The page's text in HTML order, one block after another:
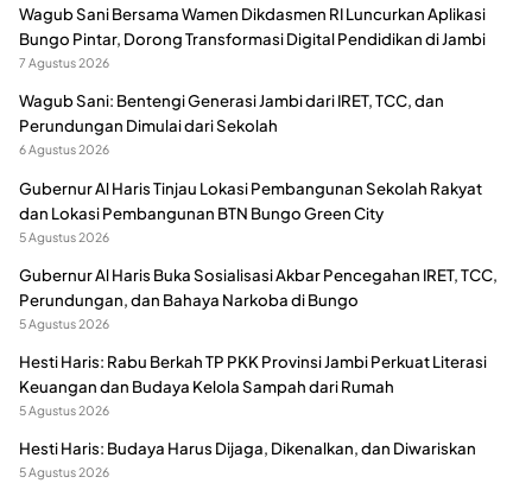
Wagub Sani Bersama Wamen Dikdasmen RI Luncurkan Aplikasi
Bungo Pintar, Dorong Transformasi Digital Pendidikan di Jambi
7 Agustus 2026
Wagub Sani: Bentengi Generasi Jambi dari IRET, TCC, dan
Perundungan Dimulai dari Sekolah
6 Agustus 2026
Gubernur Al Haris Tinjau Lokasi Pembangunan Sekolah Rakyat
dan Lokasi Pembangunan BTN Bungo Green City
5 Agustus 2026
Gubernur Al Haris Buka Sosialisasi Akbar Pencegahan IRET, TCC,
Perundungan, dan Bahaya Narkoba di Bungo
5 Agustus 2026
Hesti Haris: Rabu Berkah TP PKK Provinsi Jambi Perkuat Literasi
Keuangan dan Budaya Kelola Sampah dari Rumah
5 Agustus 2026
Hesti Haris: Budaya Harus Dijaga, Dikenalkan, dan Diwariskan
5 Agustus 2026